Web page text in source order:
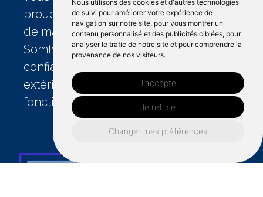
Nous utilisons des cookies et d'autres technologies
de suivi pour améliorer votre expérience de
navigation sur notre site, pour vous montrer un
contenu personnalisé et des publicités ciblées, pour
analyser le trafic de notre site et pour comprendre la
provenance de nos visiteurs.
J'accepte
Je refuse
Changer mes préférences
prouesses s'étendent aux équipements
de marques renommées telles que
Somfy et Baie Saint Ernée. Faites-nous
confiance pour transformer vos
extérieurs en espaces sécurisés et
fonctionnels.